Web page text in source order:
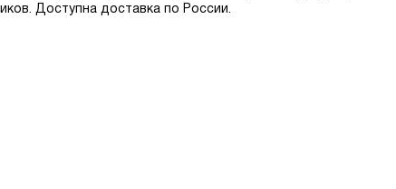
Доступна доставка по России.